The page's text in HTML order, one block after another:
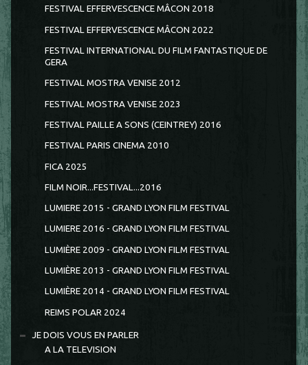
FESTIVAL EFFERVESCENCE MÂCON 2018
FESTIVAL EFFERVESCENCE MÂCON 2022
FESTIVAL INTERNATIONAL DU FILM FANTASTIQUE DE
GERA
FESTIVAL MOSTRA VENISE 2012
FESTIVAL MOSTRA VENISE 2023
FESTIVAL PAILLE A SONS (CEINTREY) 2016
FESTIVAL PARIS CINEMA 2010
FICA 2025
FILM NOIR...FESTIVAL...2016
LUMIERE 2015 - GRAND LYON FILM FESTIVAL
LUMIERE 2016 - GRAND LYON FILM FESTIVAL
LUMIÈRE 2009 - GRAND LYON FILM FESTIVAL
LUMIÈRE 2013 - GRAND LYON FILM FESTIVAL
LUMIÈRE 2014 - GRAND LYON FILM FESTIVAL
REIMS POLAR 2024
JE DOIS VOUS EN PARLER
A LA TELEVISION